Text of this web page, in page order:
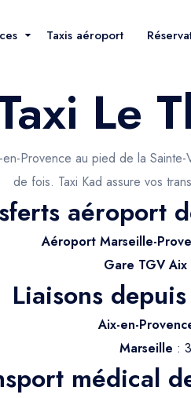
Taxis aéroport
Le
Provence au pied de la
de fois. Taxi Kad assure vos
aéroport
Aéroport Marseille-
Gare TGV Aix
Liaisons
Aix-en-
Marseille :
médical